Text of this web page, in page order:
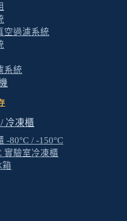
空過濾系統
系統
冷凍櫃
-80°C / -150°C
實驗室冷凍櫃
箱
浦 / 真空泵 : 產品應用
過濾
浦 / 真空泵 : 訂購資訊
料號
11(22)